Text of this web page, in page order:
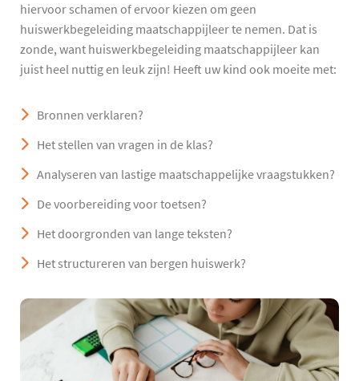
hiervoor schamen of ervoor kiezen om geen
huiswerkbegeleiding maatschappijleer te nemen. Dat is
zonde, want huiswerkbegeleiding maatschappijleer kan
juist heel nuttig en leuk zijn! Heeft uw kind ook moeite met:
Bronnen verklaren?
Het stellen van vragen in de klas?
Analyseren van lastige maatschappelijke vraagstukken?
De voorbereiding voor toetsen?
Het doorgronden van lange teksten?
Het structureren van bergen huiswerk?